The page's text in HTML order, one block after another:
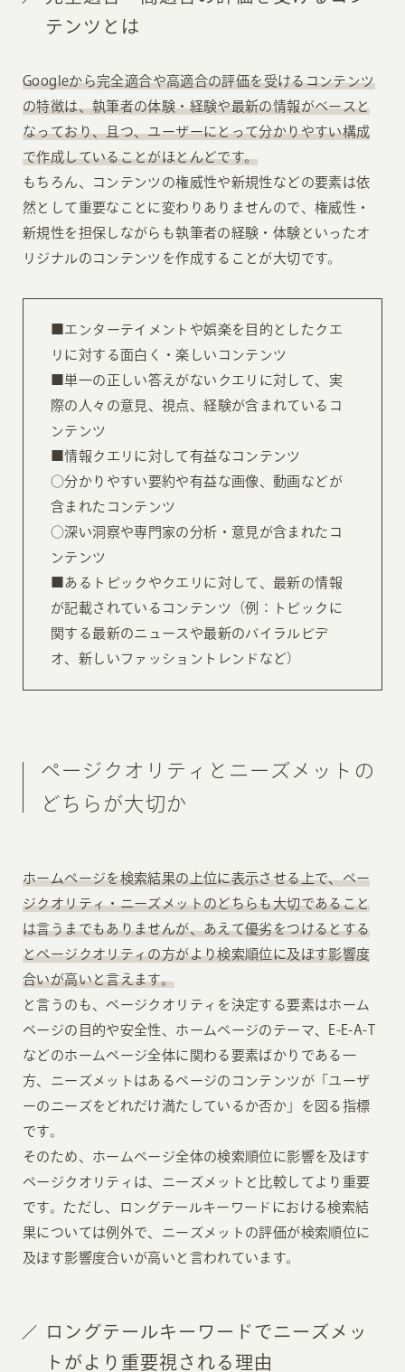
テンツとは
Googleから完全適合や高適合の評価を受けるコンテンツ
の特徴は、執筆者の体験・経験や最新の情報がベースと
なっており、且つ、ユーザーにとって分かりやすい構成
で作成していることがほとんどです。
もちろん、コンテンツの権威性や新規性などの要素は依
然として重要なことに変わりありませんので、権威性・
新規性を担保しながらも執筆者の経験・体験といったオ
リジナルのコンテンツを作成することが大切です。
■エンターテイメントや娯楽を目的としたクエ
リに対する面白く・楽しいコンテンツ
■単一の正しい答えがないクエリに対して、実
際の人々の意見、視点、経験が含まれているコ
ンテンツ
■情報クエリに対して有益なコンテンツ
○分かりやすい要約や有益な画像、動画などが
含まれたコンテンツ
○深い洞察や専門家の分析・意見が含まれたコ
ンテンツ
■あるトピックやクエリに対して、最新の情報
が記載されているコンテンツ（例：トピックに
関する最新のニュースや最新のバイラルビデ
オ、新しいファッショントレンドなど）
ページクオリティとニーズメットの
どちらが大切か
ホームページを検索結果の上位に表示させる上で、ペー
ジクオリティ・ニーズメットのどちらも大切であること
は言うまでもありませんが、あえて優劣をつけるとする
とページクオリティの方がより検索順位に及ぼす影響度
合いが高いと言えます。
と言うのも、ページクオリティを決定する要素はホーム
ページの目的や安全性、ホームページのテーマ、E-E-A-T
などのホームページ全体に関わる要素ばかりである一
方、ニーズメットはあるページのコンテンツが「ユーザ
ーのニーズをどれだけ満たしているか否か」を図る指標
です。
そのため、ホームページ全体の検索順位に影響を及ぼす
ページクオリティは、ニーズメットと比較してより重要
です。ただし、ロングテールキーワードにおける検索結
果については例外で、ニーズメットの評価が検索順位に
及ぼす影響度合いが高いと言われています。
ロングテールキーワードでニーズメッ
トがより重要視される理由